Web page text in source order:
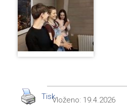
TiskVloženo: 19.4.2026